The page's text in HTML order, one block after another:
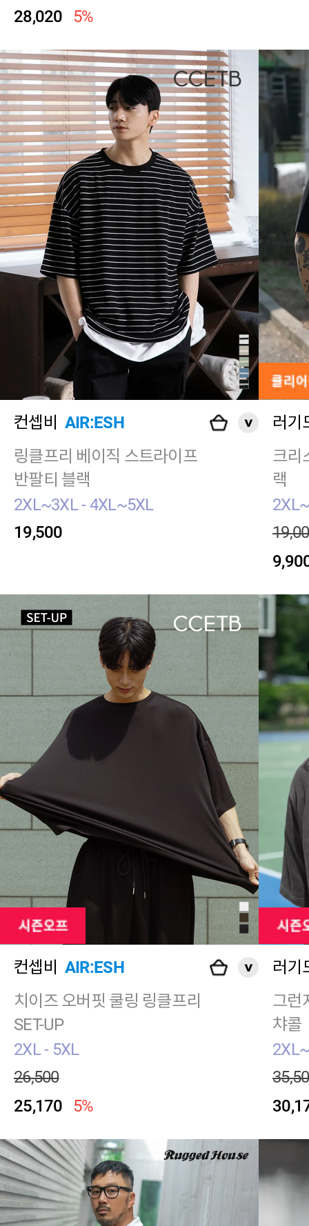
28,020 5%
컨셉비
AIR:ESH
링클프리 베이직 스트라이프
반팔티 블랙
2XL~3XL - 4XL~5XL
19,500
러기
크리
랙
컨셉비
AIR:ESH
치이즈 오버핏 쿨링 링클프리
SET-UP
2XL - 5XL
26,500
25,170
5%
러기
그런
챠콜